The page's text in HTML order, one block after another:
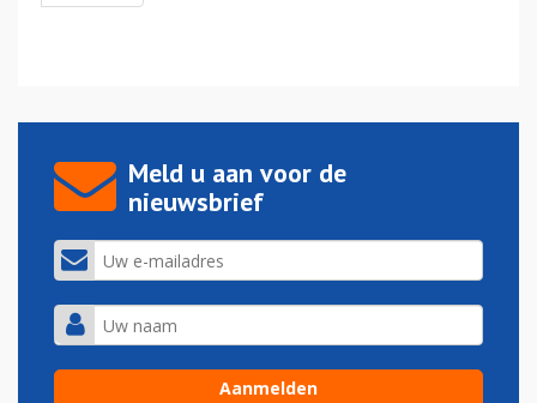
Meld u aan voor de
nieuwsbrief